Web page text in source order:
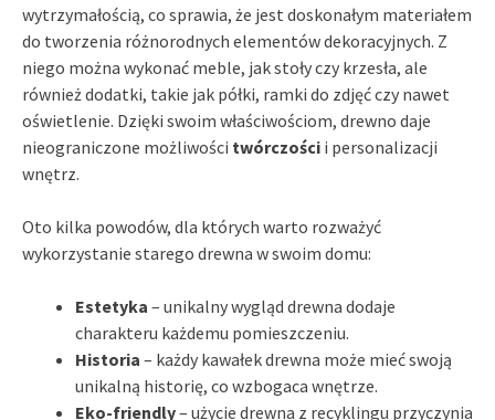
wytrzymałością, co sprawia, że jest doskonałym materiałem
do tworzenia różnorodnych elementów dekoracyjnych. Z
niego można wykonać meble, jak stoły czy krzesła, ale
również dodatki, takie jak półki, ramki do zdjęć czy nawet
oświetlenie. Dzięki swoim właściwościom, drewno daje
nieograniczone możliwości twórczości i personalizacji
wnętrz.
Oto kilka powodów, dla których warto rozważyć
wykorzystanie starego drewna w swoim domu:
Estetyka – unikalny wygląd drewna dodaje
charakteru każdemu pomieszczeniu.
Historia – każdy kawałek drewna może mieć swoją
unikalną historię, co wzbogaca wnętrze.
Eko-friendly– użycie drewna z recyklingu przyczynia